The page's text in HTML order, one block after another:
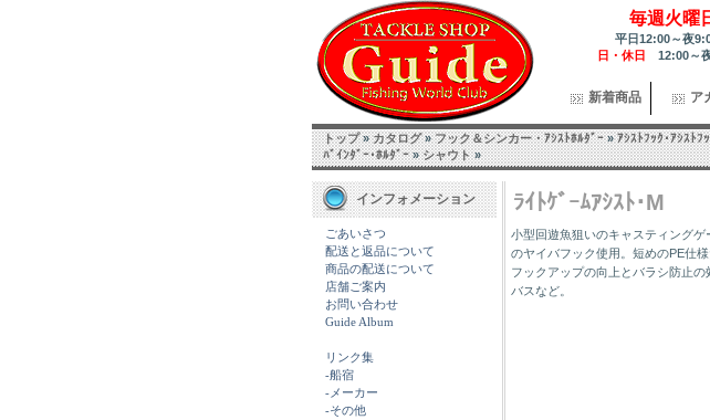
毎週火曜
平日12:00～夜
日・休日 12:00～
新着商品 ア
トップ»カタログ»フック＆シンカー・ｱｼｽﾄﾎﾙﾀﾞｰ»ｱｼｽﾄﾌｯｸ･ｱｼｽﾄﾌ
ﾊﾞｲﾝﾀﾞｰ･ﾎﾙﾀﾞｰ»シャウト»
インフォメーション
ごあいさつ
配送と返品について
商品の配送について
店舗ご案内
お問い合わせ
Guide Album
リンク集
-船宿
-メーカー
-その他
ﾗｲﾄｹﾞｰﾑｱｼｽﾄ･M
小型回遊魚狙いのキャスティング
のヤイバフック使用。短めのPE仕
フックアップの向上とバラシ防止
バスなど。